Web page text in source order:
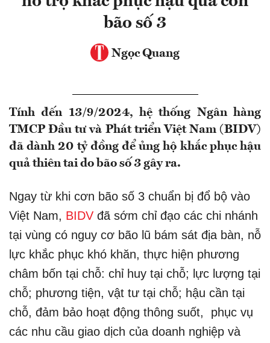
bão số 3
Ngọc Quang
Tính đến 13/9/2024, hệ thống Ngân hàng
TMCP Đầu tư và Phát triển Việt Nam (BIDV)
đã dành 20 tỷ đồng để ủng hộ khắc phục hậu
quả thiên tai do bão số 3 gây ra.
Ngay từ khi cơn bão số 3 chuẩn bị đổ bộ vào
Việt Nam, BIDV đã sớm chỉ đạo các chi nhánh
tại vùng có nguy cơ bão lũ bám sát địa bàn, nỗ
lực khắc phục khó khăn, thực hiện phương
châm bốn tại chỗ: chỉ huy tại chỗ; lực lượng tại
chỗ; phương tiện, vật tư tại chỗ; hậu cần tại
chỗ, đảm bảo hoạt động thông suốt, phục vụ
các nhu cầu giao dịch của doanh nghiệp và